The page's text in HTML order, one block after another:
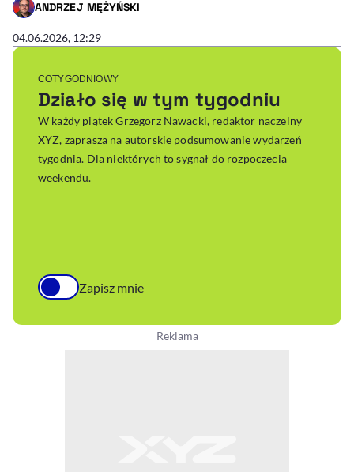
ANDRZEJ MĘŻYŃSKI
- AUTOR ARTYKUŁU - PROFIL
04.06.2026, 12:29